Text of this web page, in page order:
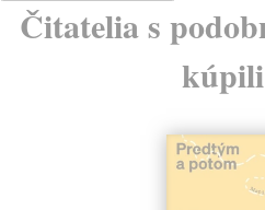
Čitatelia s